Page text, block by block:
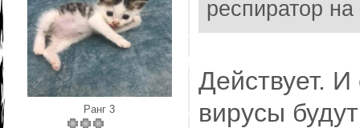
Ранг 3
респиратор
Действует. И
вирусы